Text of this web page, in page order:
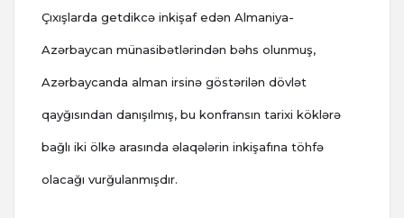
Çıxışlarda getdikcə inkişaf edən Almaniya-
Azərbaycan münasibətlərindən bəhs olunmuş,
Azərbaycanda alman irsinə göstərilən dövlət
qayğısından danışılmış, bu konfransın tarixi köklərə
bağlı iki ölkə arasında əlaqələrin inkişafına töhfə
olacağı vurğulanmışdır.